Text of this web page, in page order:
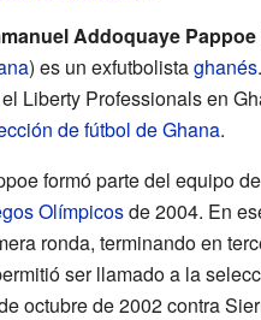
Addoquaye Pappoe
) es un exfutbolistaghanés
Liberty Professionals en
de fútbol de Ghana.
formó parte del equipo
Olímpicosde 2004. En
ronda, terminando en
ser llamado a la
octubre de 2002 contra